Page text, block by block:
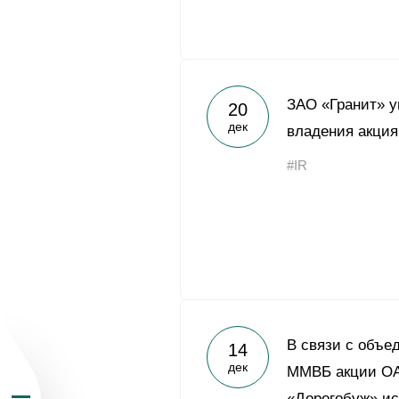
О Группе «Акрон»
Устойчивое
20
дек
ЗАО «Гранит»
владения
#IR
14
дек
В связи с
ММВБ акции